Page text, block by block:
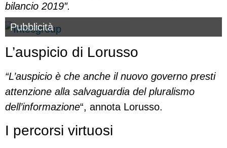
bilancio 2019″.
Pubblicità
L’auspicio di Lorusso
“L’auspicio è che anche il nuovo governo presti
attenzione alla salvaguardia del pluralismo
dell’informazione“, annota Lorusso.
I percorsi virtuosi